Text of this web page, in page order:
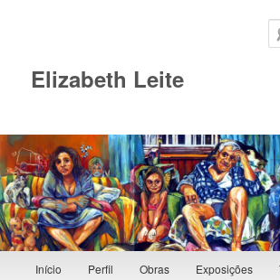
Elizabeth Leite
Saltar para o conteúdo primário
Início Perfil Obras Exposições